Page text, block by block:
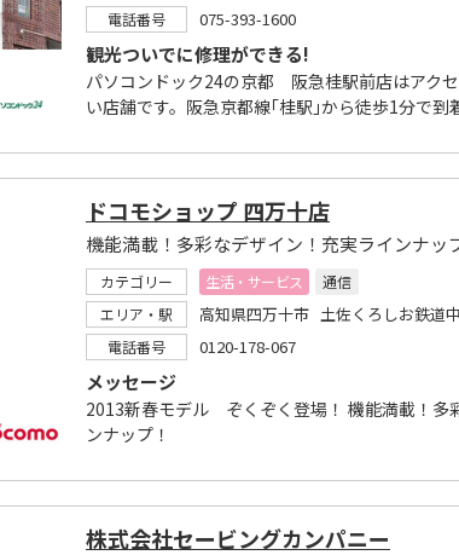
電話番号 075-393-1600
観光ついでに修理ができる!
パソコンドック24の京都 阪急桂駅前店はアク
い店舗です。阪急京都線｢桂駅｣から徒歩1分で到
ドコモショップ 四万十店
機能満載！多彩なデザイン！充実ラインナッ
カテゴリー 生活・サービス
通信
エリア・駅
高知県四万十市 土佐くろしお鉄道
電話番号 0120-178-067
メッセージ
2013新春モデル ぞくぞく登場！ 機能満載！多
ンナップ！
株式会社セービングカンパニー